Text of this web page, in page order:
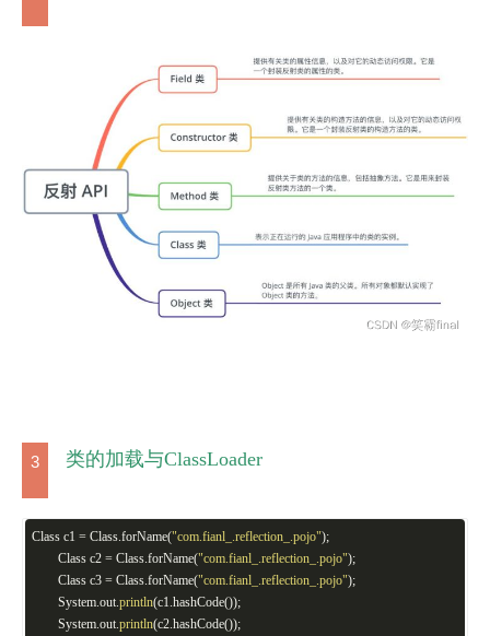
3 类的加载与ClassLoader
Class c1 = Class.forName("com.fianl_.reflection_.pojo");
Class c2 = Class.forName("com.fianl_.reflection_.pojo");
Class c3 = Class.forName("com.fianl_.reflection_.pojo");
System.out. println(c1.hashCode());
System.out. println(c2.hashCode());